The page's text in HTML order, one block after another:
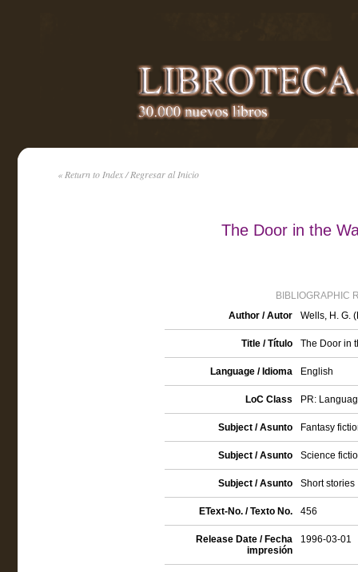
« Return to Index / Regresar al Inicio
The Door in the
BIBLIOGRAPHIC
Author / Autor
Wells, H. G.
Title / Título The Door in
Language / Idioma English
LoC Class PR:
Subject / Asunto Fantasy
Subject / Asunto Science
Subject / Asunto Short stories
EText-No. / Texto No. 456
Release Date / Fecha
impresión
1996-03-01